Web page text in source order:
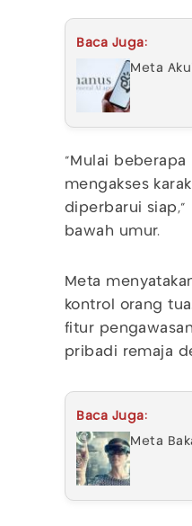
Baca Juga:
Meta
“Mulai
mengakses
diperbarui
bawah umur.
Meta
kontrol orang
fitur
pribadi remaja
Baca Juga:
Meta